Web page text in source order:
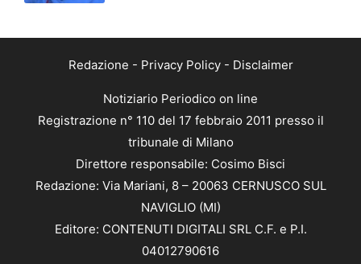
Redazione - Privacy Policy- Disclaimer
Notiziario Periodico on line
Registrazione n° 110 del 17 febbraio 2011 presso il
tribunale di Milano
Direttore responsabile: Cosimo Bisci
Redazione: Via Mariani, 8 – 20063 CERNUSCO SUL
NAVIGLIO (MI)
Editore: CONTENUTI DIGITALI SRL C.F. e P.I.
04012790616